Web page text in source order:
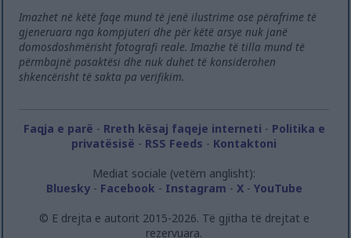
Imazhet në këtë faqe mund të jenë ilustrime ose përafrime të
gjeneruara nga kompjuteri dhe për këtë arsye nuk janë
domosdoshmërisht fotografi reale. Imazhe të tilla mund të
përmbajnë pasaktësi dhe nuk duhet të konsiderohen
shkencërisht të sakta pa verifikim.
Faqja e parë - Rreth kësaj faqeje interneti - Politika e
privatësisë - RSS Feeds - Kontaktoni
Mediat sociale (vetëm anglisht):
Bluesky- Facebook - Instagram - X- YouTube
© E drejta e autorit 2015-2026. Të gjitha të drejtat e
rezervuara.